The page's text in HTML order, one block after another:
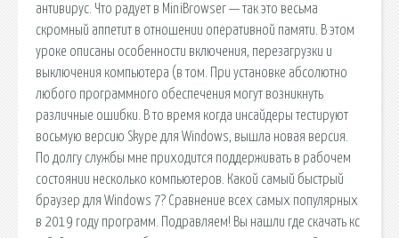
антивирус. Что радует в MiniBrowser — так это весьма
скромный аппетит в отношении оперативной памяти. В этом
уроке описаны особенности включения, перезагрузки и
выключения компьютера (в том. При установке абсолютно
любого программного обеспечения могут возникнуть
различные ошибки. В то время когда инсайдеры тестируют
восьмую версию Skype для Windows, вышла новая версия.
По долгу службы мне приходится поддерживать в рабочем
состоянии несколько компьютеров. Какой самый быстрый
браузер для Windows 7? Сравнение всех самых популярных
в 2019 году программ. Подравляем! Вы нашли где скачать кс